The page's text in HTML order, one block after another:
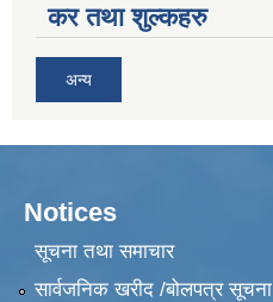
कर तथा शुल्कहरु
अन्य
Notices
सूचना तथा समाचार
सार्वजनिक खरीद /बोलपत्र सूचना